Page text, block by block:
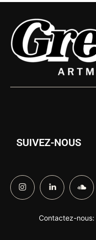
SUIVEZ-NOUS
Contactez-nous: